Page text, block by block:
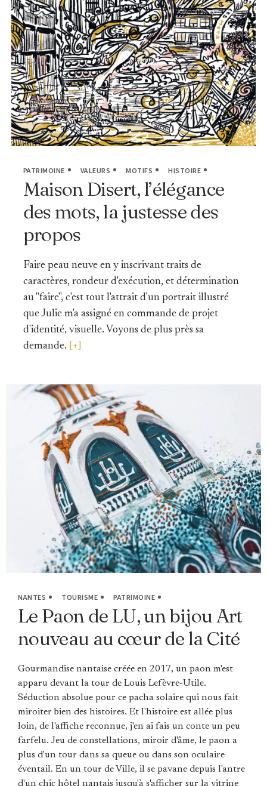
PATRIMOINE VALEURS MOTIFS HISTOIRE
Maison Disert, l’élégance
des mots, la justesse des
propos
Faire peau neuve en y inscrivant traits de
caractères, rondeur d'exécution, et détermination
au "faire", c'est tout l'attrait d'un portrait illustré
que Julie m'a assigné en commande de projet
d'identité, visuelle. Voyons de plus près sa
demande. [+]
NANTES TOURISME PATRIMOINE
Le Paon de LU, un bijou Art
nouveau au cœur de la Cité
Gourmandise nantaise créée en 2017, un paon m'est
apparu devant la tour de Louis Lefèvre-Utile.
Séduction absolue pour ce pacha solaire qui nous fait
miroiter bien des histoires. Et l'histoire est allée plus
loin, de l'affiche reconnue, j'en ai fais un conte un peu
farfelu. Jeu de constellations, miroir d'âme, le paon a
plus d'un tour dans sa queue ou dans son oculaire
éventail. En un tour de Ville, il se pavane depuis l'antre
d'un chic hôtel nantais jusqu'à s'afficher sur la vitrine